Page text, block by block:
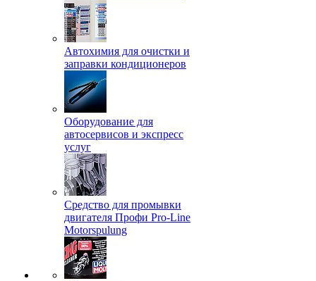
Автохимия для очистки и
заправки кондиционеров
Оборудование для
автосервисов и экспресс
услуг
Средство для промывки
двигателя Профи Pro-Line
Motorspulung